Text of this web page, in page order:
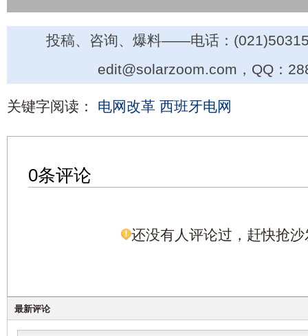
投稿、咨询、爆料——电话：
edit@solarzoom.com，QQ：
关键字阅读： 电网改革 西班牙电网
0条评论
还没有人评论过，赶快抢沙
最新评论